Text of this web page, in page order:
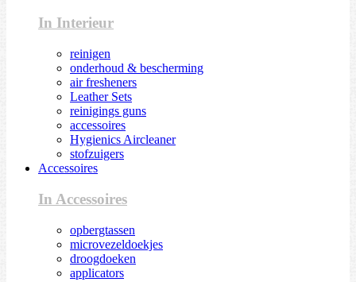
In Interieur
reinigen
onderhoud & bescherming
air fresheners
Leather Sets
reinigings guns
accessoires
Hygienics Aircleaner
stofzuigers
Accessoires
In Accessoires
opbergtassen
microvezeldoekjes
droogdoeken
applicators